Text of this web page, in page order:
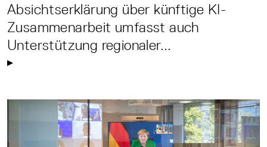
Absichtserklärung über künftige KI-
Zusammenarbeit umfasst auch
Unterstützung regionaler...